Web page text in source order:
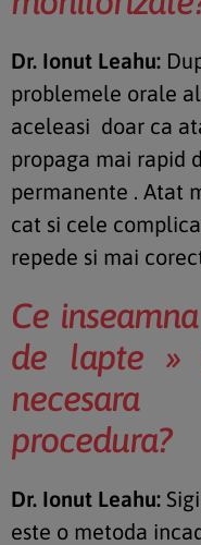
Dr. Ionut Leahu:
problemele orale
aceleasi doar ca
propaga mai rapid
permanente . Atat
cat si cele
repede si mai
Ce
de lapte »
procedura?
Dr. Ionut Leahu:
este o metoda